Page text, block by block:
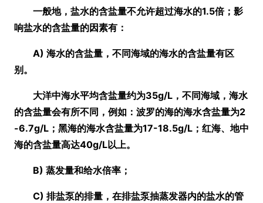
一般地，盐水的含盐量不允许超过海水的1.5倍；影
响盐水的含盐量的因素有：
A) 海水的含盐量，不同海域的海水的含盐量有区
别。
大洋中海水平均含盐量约为35g/L，不同海域，海水
的含盐量会有所不同，例如：波罗的海的海水含盐量为2
-6.7g/L；黑海的海水含盐量为17-18.5g/L；红海、地中
海的含盐量高达40g/L以上。
B) 蒸发量和给水倍率；
C) 排盐泵的排量，在排盐泵抽蒸发器内的盐水的管